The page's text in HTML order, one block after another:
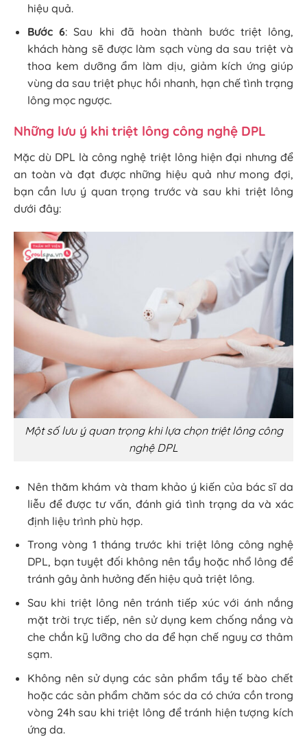
hiệu quả.
Bước 6: Sau khi đã hoàn thành bước triệt lông,
khách hàng sẽ được làm sạch vùng da sau triệt và
thoa kem dưỡng ẩm làm dịu, giảm kích ứng giúp
vùng da sau triệt phục hồi nhanh, hạn chế tình trạng
lông mọc ngược.
Những lưu ý khi triệt lông công nghệ DPL
Mặc dù DPL là công nghệ triệt lông hiện đại nhưng để
an toàn và đạt được những hiệu quả như mong đợi,
bạn cần lưu ý quan trọng trước và sau khi triệt lông
dưới đây:
Một số lưu ý quan trọng khi lựa chọn triệt lông công
nghệ DPL
Nên thăm khám và tham khảo ý kiến của bác sĩ da
liễu để được tư vấn, đánh giá tình trạng da và xác
định liệu trình phù hợp.
Trong vòng 1 tháng trước khi triệt lông công nghệ
DPL, bạn tuyệt đối không nên tẩy hoặc nhổ lông để
tránh gây ảnh hưởng đến hiệu quả triệt lông.
Sau khi triệt lông nên tránh tiếp xúc với ánh nắng
mặt trời trực tiếp, nên sử dụng kem chống nắng và
che chắn kỹ lưỡng cho da để hạn chế nguy cơ thâm
sạm.
Không nên sử dụng các sản phẩm tẩy tế bào chết
hoặc các sản phẩm chăm sóc da có chứa cồn trong
vòng 24h sau khi triệt lông để tránh hiện tượng kích
ứng da.